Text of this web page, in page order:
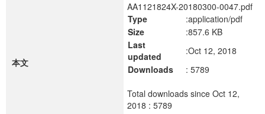
本文
AA1121824X-20180300-0047.pdf
Type
:application/pdf
Size
:857.6 KB
Last
updated
:Oct 12, 2018
Downloads
: 5789
Total downloads since Oct 12,
2018 : 5789